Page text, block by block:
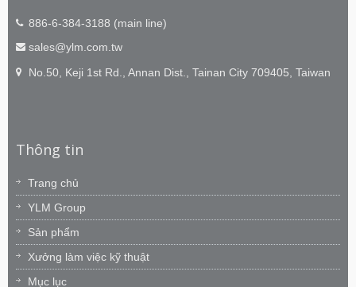
886-6-384-3188 (main line)
sales@ylm.com.tw
No.50, Keji 1st Rd., Annan Dist., Tainan City 709405, Taiwan
Thông tin
Trang chủ
YLM Group
Sản phẩm
Xưởng làm việc kỹ thuật
Mục lục